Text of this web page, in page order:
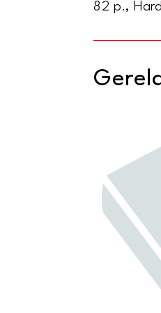
82 p.,